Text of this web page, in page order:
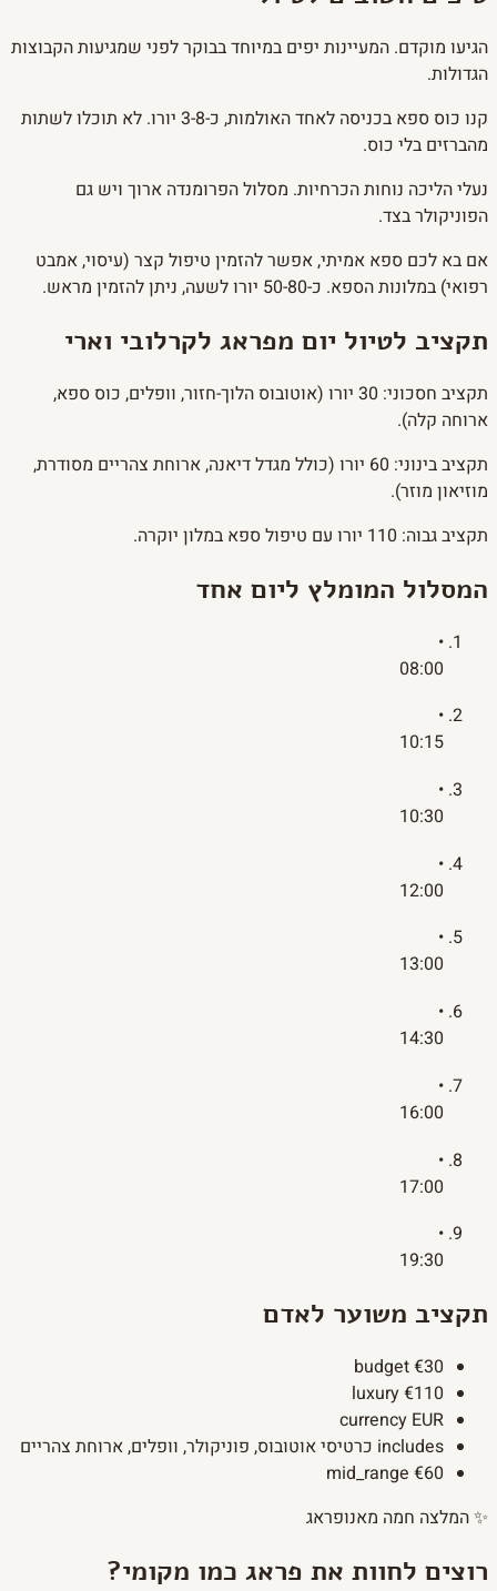
הגיעו מוקדם. המעיינות יפים במיוחד בבוקר לפני שמגיעות הקבוצות
הגדולות.
קנו כוס ספא בכניסה לאחד האולמות, כ-3-8 יורו. לא תוכלו לשתות
מהברזים בלי כוס.
נעלי הליכה נוחות הכרחיות. מסלול הפרומנדה ארוך ויש גם
הפוניקולר בצד.
אם בא לכם ספא אמיתי, אפשר להזמין טיפול קצר (עיסוי, אמבט
רפואי) במלונות הספא. כ-50-80 יורו לשעה, ניתן להזמין מראש.
תקציב לטיול יום מפראג לקרלובי וארי
תקציב חסכוני: 30 יורו (אוטובוס הלוך-חזור, וופלים, כוס ספא,
ארוחה קלה).
תקציב בינוני: 60 יורו (כולל מגדל דיאנה, ארוחת צהריים מסודרת,
מוזיאון מוזר).
תקציב גבוה: 110 יורו עם טיפול ספא במלון יוקרה.
המסלול המומלץ ליום אחד
•
08:00
•
10:15
•
10:30
•
12:00
•
13:00
•
14:30
•
16:00
•
17:00
•
19:30
תקציב משוער לאדם
budget€30
luxury€110
currency EUR
includes כרטיסי אוטובוס, פוניקולר, וופלים, ארוחת צהריים
mid_range €60
✨המלצה חמה מאנופראג
רוצים לחוות את פראג כמו מקומי?